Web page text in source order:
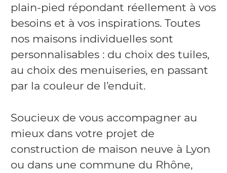
plain-pied répondant réellement à vos
besoins et à vos inspirations. Toutes
nos maisons individuelles sont
personnalisables : du choix des tuiles,
au choix des menuiseries, en passant
par la couleur de l’enduit.
Soucieux de vous accompagner au
mieux dans votre projet de
construction de maison neuve à Lyon
ou dans une commune du Rhône,